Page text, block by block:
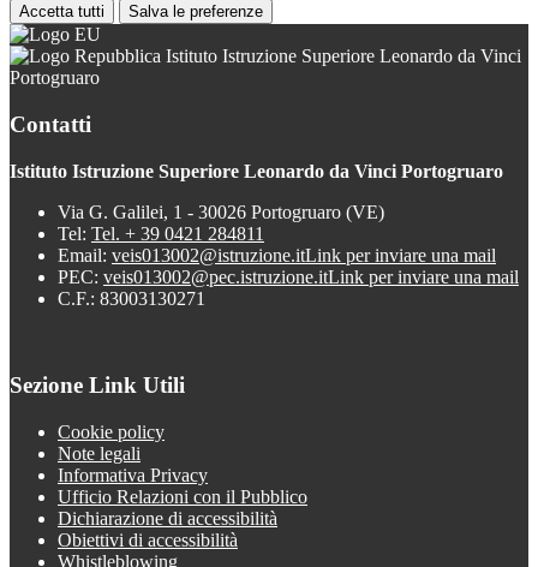
Accetta tutti Salva le preferenze
Istituto Istruzione Superiore Leonardo da Vinci
Portogruaro
Contatti
Istituto Istruzione Superiore Leonardo da Vinci Portogruaro
Via G. Galilei, 1 - 30026 Portogruaro (VE)
Tel: Tel. + 39 0421 284811
Email: veis013002@istruzione.itLink per inviare una mail
PEC: veis013002@pec.istruzione.itLink per inviare una mail
C.F.: 83003130271
Sezione Link Utili
Cookie policy
Note legali
Informativa Privacy
Ufficio Relazioni con il Pubblico
Dichiarazione di accessibilità
Obiettivi di accessibilità
Whistleblowing